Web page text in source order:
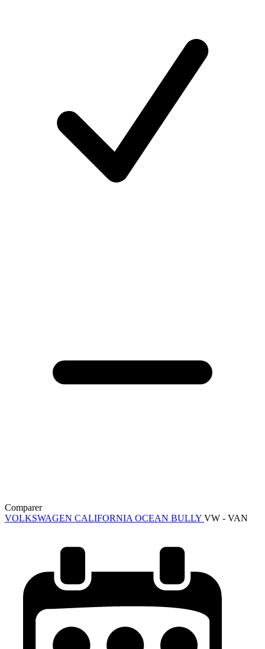
Comparer
VOLKSWAGEN CALIFORNIA OCEAN BULLY VW - VAN